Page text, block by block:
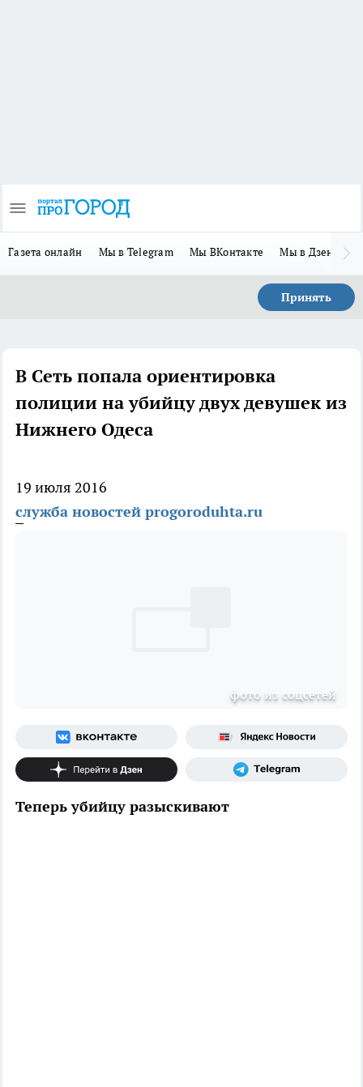
Газета онлайн Мы в Telegram Мы ВКонтакте Мы в Дзене
Принять
В Сеть попала ориентировка
полиции на убийцу двух девушек из
Нижнего Одеса
19 июля 2016
служба новостей progoroduhta.ru
фото из соцсетей
Теперь убийцу разыскивают